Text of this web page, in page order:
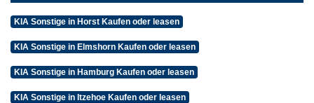
KIA Sonstige in Horst Kaufen oder leasen
KIA Sonstige in Elmshorn Kaufen oder leasen
KIA Sonstige in Hamburg Kaufen oder leasen
KIA Sonstige in Itzehoe Kaufen oder leasen